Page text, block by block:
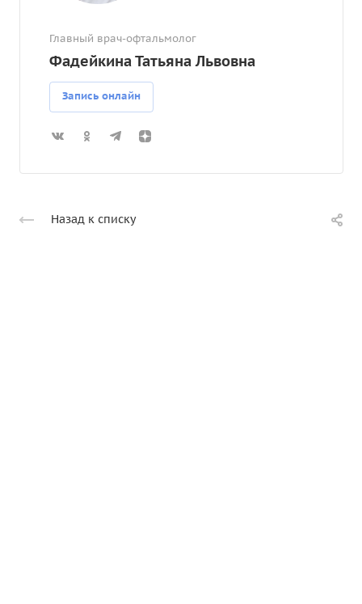
Главный врач-офтальмолог
Фадейкина Татьяна Львовна
Запись онлайн
Назад к списку